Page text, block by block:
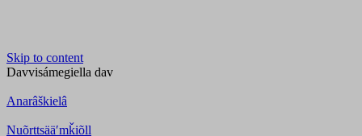
Skip to content
Davvisámegiella dav
Anarâškielâ
Nuõrttsääʹmǩiõll